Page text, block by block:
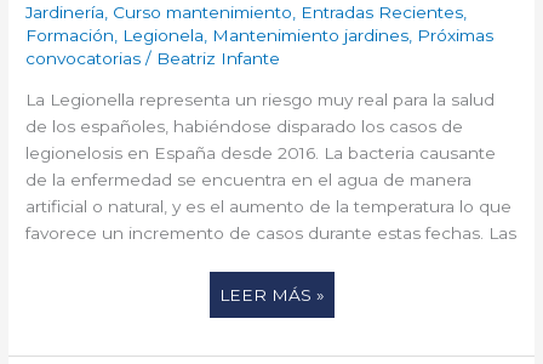
Jardinería Curso mantenimiento Entradas Recientes
Formación
Legionela Mantenimiento jardines Próximas
convocatorias / Beatriz Infante
La Legionella representa un riesgo muy real para la salud
de los españoles, habiéndose disparado los casos de
legionelosis en España desde 2016. La bacteria causante
de la enfermedad se encuentra en el agua de manera
artificial o natural, y es el aumento de la temperatura lo que
favorece un incremento de casos durante estas fechas. Las
LEER MÁS »